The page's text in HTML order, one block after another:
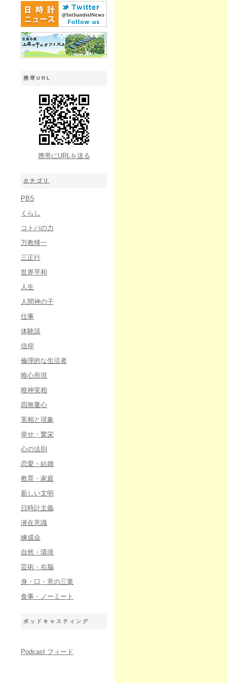
携帯URL
携帯にURLを送る
カテゴリ
PBS
くらし
コトバの力
万教帰一
三正行
世界平和
人生
人間神の子
仕事
体験談
信仰
倫理的な生活者
唯心所現
唯神実相
四無量心
実相と現象
幸せ・繁栄
心の法則
恋愛・結婚
教育・家庭
新しい文明
日時計主義
潜在意識
練成会
自然・環境
芸術・右脳
身・口・意の三業
食事・ノーミート
ポッドキャスティング
Podcast フィード